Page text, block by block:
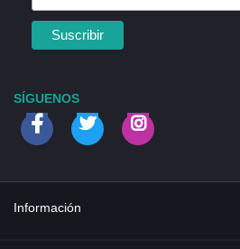
SÍGUENOS
Información